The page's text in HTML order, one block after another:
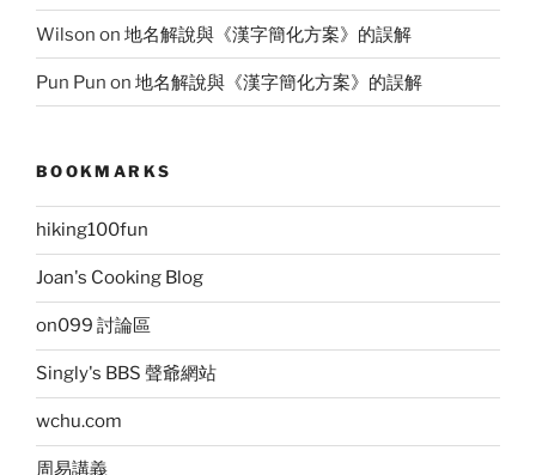
Wilson on 地名解說與《漢字簡化方案》的誤解
Pun Pun on 地名解說與《漢字簡化方案》的誤解
BOOKMARKS
hiking100fun
Joan's Cooking Blog
on099 討論區
Singly's BBS 聲爺網站
wchu.com
周易講義